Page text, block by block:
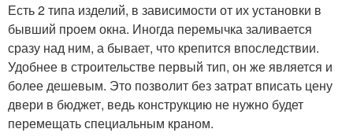
Есть 2 типа изделий, в зависимости от их установки в
бывший проем окна. Иногда перемычка заливается
сразу над ним, а бывает, что крепится впоследствии.
Удобнее в строительстве первый тип, он же является и
более дешевым. Это позволит без затрат вписать цену
двери в бюджет, ведь конструкцию не нужно будет
перемещать специальным краном.